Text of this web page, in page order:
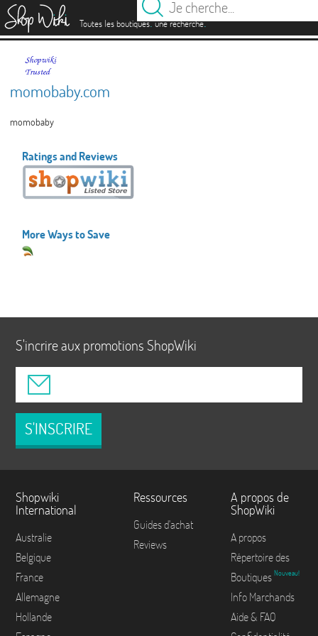
Toutes les boutiques.une recherche.
momobaby.com
momobaby
Ratings and Reviews
More Ways to Save
S'incrire aux promotions ShopWiki
S'INSCRIRE
Shopwiki
International
Australie
Belgique
France
Allemagne
Hollande
Ressources
Guides d'achat
Reviews
A propos de
ShopWiki
A propos
Répertoire des
Boutiques Nouveau!
Info Marchands
Aide & FAQ